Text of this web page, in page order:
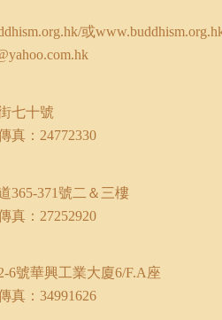
或
七十號
真： 24772330
365-371號二＆三樓
真： 27252920
6號華興工業大廈6/F.A座
真： 34991626